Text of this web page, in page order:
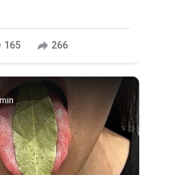
165 266